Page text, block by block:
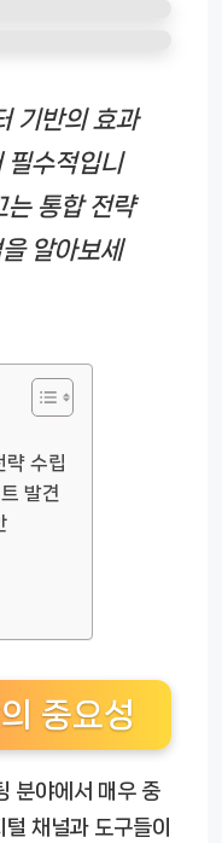
기반의 효과
필수적입니
는 통합 전략
알아보세
수립
발견
중요성
분야에서 매우 중
채널과 도구들이